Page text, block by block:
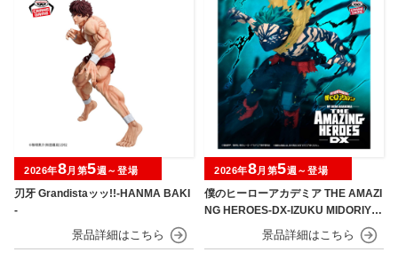
刃牙 Grandistaッッ!!-HANMA BAKI
-
2026年8月第5週～登場
僕のヒーローアカデミア THE AMAZI
NG HEROES-DX-IZUKU MIDORIYA
OVERLAY Ⅱ
2026年8月第5週～登場